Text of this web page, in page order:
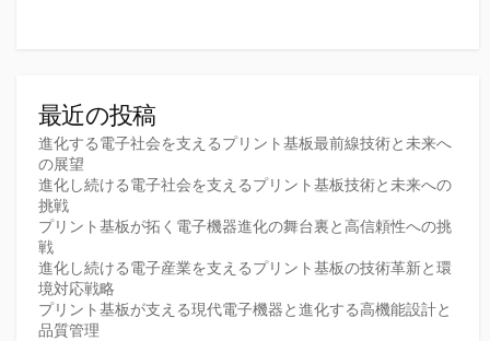
り
最近の投稿
進化する電子社会を支えるプリント基板最前線技術と未来へ
の展望
進化し続ける電子社会を支えるプリント基板技術と未来への
挑戦
プリント基板が拓く電子機器進化の舞台裏と高信頼性への挑
戦
進化し続ける電子産業を支えるプリント基板の技術革新と環
境対応戦略
プリント基板が支える現代電子機器と進化する高機能設計と
品質管理